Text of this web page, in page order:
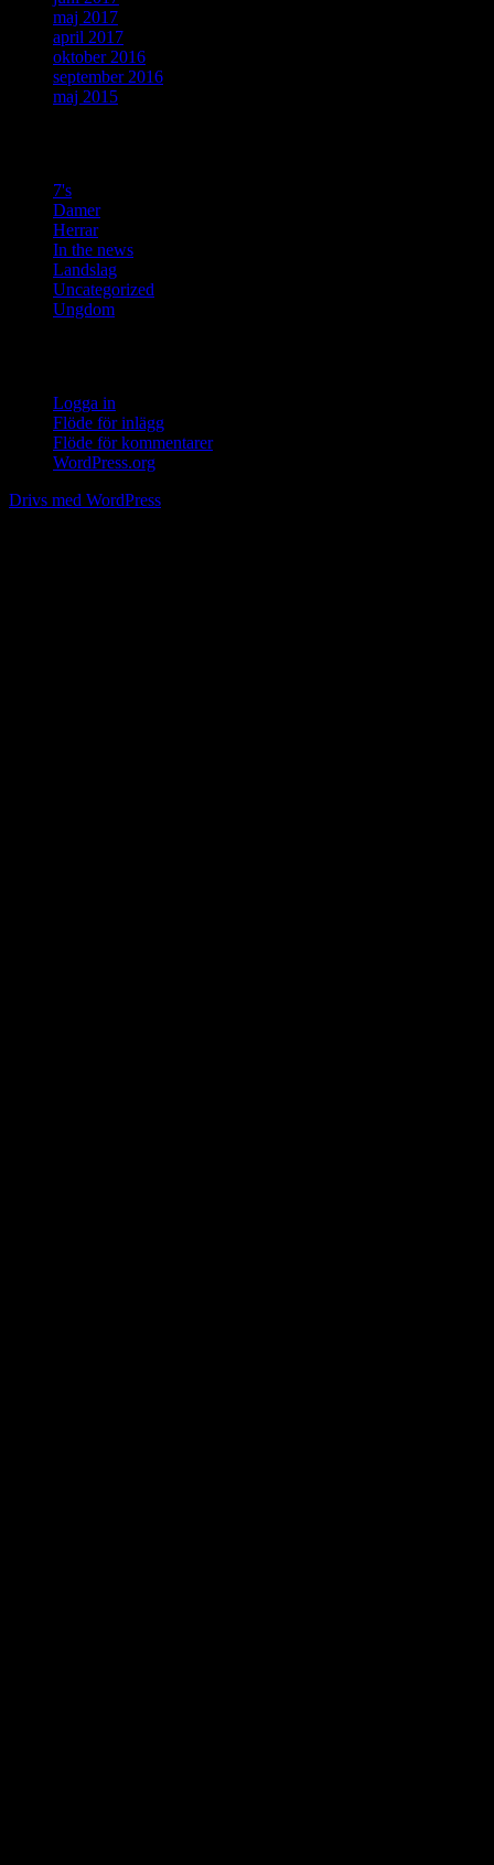
maj 2017
april 2017
oktober 2016
september 2016
maj 2015
7's
Damer
Herrar
In the news
Landslag
Uncategorized
Ungdom
Logga in
Flöde för inlägg
Flöde för kommentarer
WordPress.org
Drivs med WordPress